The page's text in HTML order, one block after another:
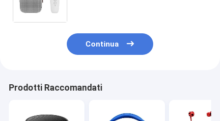
Continua
Prodotti Raccomandati